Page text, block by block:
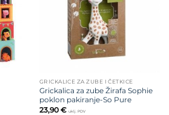
GRICKALICE ZA ZUBE I ČETKICE
Grickalica za zube Žirafa Sophie
poklon pakiranje-So Pure
23,90 € uklj. PDV